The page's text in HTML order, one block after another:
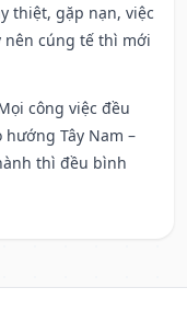
thiệt, gặp nạn, việc
cúng tế thì mới
công việc đều
Tây Nam –
thì đều bình